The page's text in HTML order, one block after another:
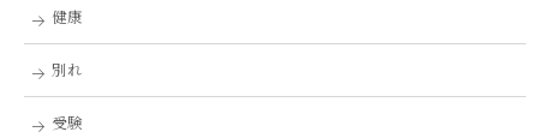
健康
別れ
受験